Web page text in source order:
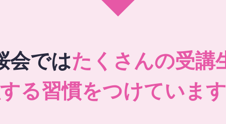
会ではたくさんの受講
る習慣をつけています